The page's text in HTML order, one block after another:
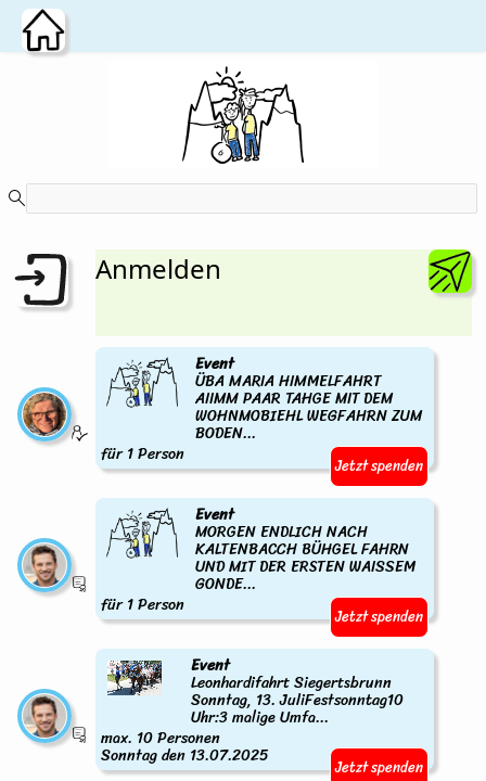
Zum Hauptinhalt wechseln
Anmelden
Event
ÜBA MARIA HIMMELFAHRT
AIIMM PAAR TAHGE MIT DEM
WOHNMOBIEHL WEGFAHRN ZUM
BODEN...
für 1 Person Jetzt spenden
Event
MORGEN ENDLICH NACH
KALTENBACCH BÜHGEL FAHRN
UND MIT DER ERSTEN WAISSEM
GONDE...
für 1 Person Jetzt spenden
Event
Leonhardifahrt Siegertsbrunn
Sonntag, 13. JuliFestsonntag10
Uhr:3 malige Umfa...
max. 10 Personen
Sonntag den 13.07.2025 Jetzt spenden